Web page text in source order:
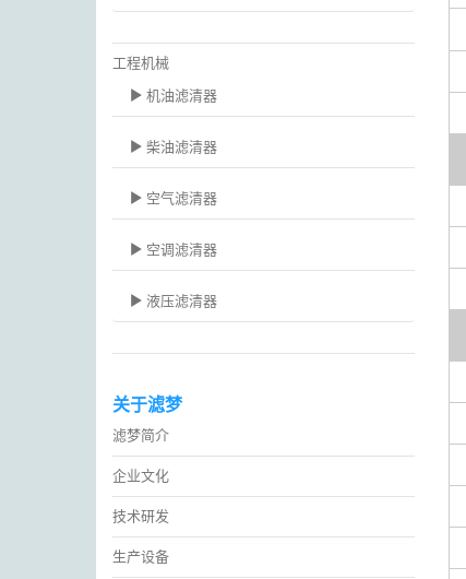
工程机械
机油滤清器
柴油滤清器
空气滤清器
空调滤清器
液压滤清器
关于滤梦
滤梦简介
企业文化
技术研发
生产设备